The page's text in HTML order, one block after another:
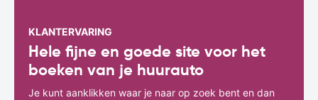
KLANTERVARING
Hele fijne en goede site voor het
boeken van je huurauto
Je kunt aanklikken waar je naar op zoek bent en dan